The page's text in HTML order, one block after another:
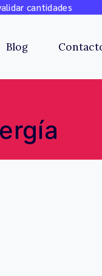
cantidades
Blog